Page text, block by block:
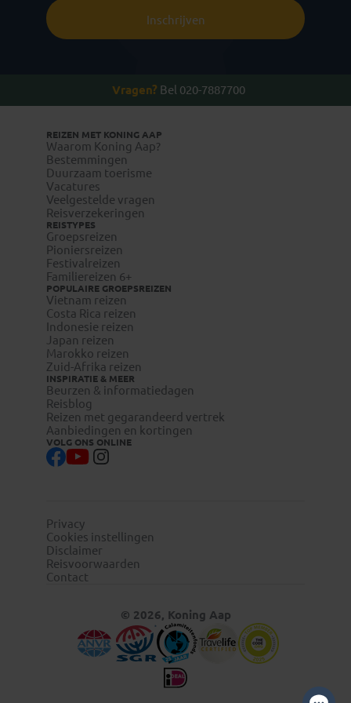
Inschrijven
Vragen? Bel 020-7887700
REIZEN MET KONING AAP
Waarom Koning Aap?
Bestemmingen
Duurzaam toerisme
Vacatures
Veelgestelde vragen
Reisverzekeringen
REISTYPES
Groepsreizen
Pioniersreizen
Festivalreizen
Familiereizen 6+
POPULAIRE GROEPSREIZEN
Vietnam reizen
Costa Rica reizen
Indonesie reizen
Japan reizen
Marokko reizen
Zuid-Afrika reizen
INSPIRATIE & MEER
Beurzen & informatiedagen
Reisblog
Reizen met gegarandeerd vertrek
Aanbiedingen en kortingen
VOLG ONS ONLINE
Privacy
Cookies instellingen
Disclaimer
Reisvoorwaarden
Contact
© 2026, Koning Aap